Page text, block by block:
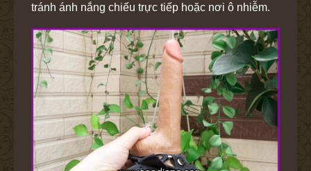
tránh ánh nắng chiếu trực tiếp hoặc nơi ô nhiễm.